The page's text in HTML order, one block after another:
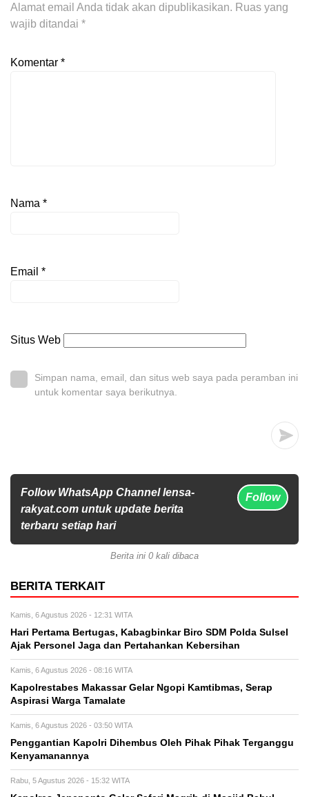
Alamat email Anda tidak akan dipublikasikan. Ruas yang
wajib ditandai *
Komentar *
Nama *
Email *
Situs Web
Simpan nama, email, dan situs web saya pada peramban ini
untuk komentar saya berikutnya.
Follow WhatsApp Channel lensa-
rakyat.com untuk update berita
terbaru setiap hari
Follow
Berita ini 0 kali dibaca
BERITA TERKAIT
Kamis, 6 Agustus 2026 - 12:31 WITA
Hari Pertama Bertugas, Kabagbinkar Biro SDM Polda Sulsel
Ajak Personel Jaga dan Pertahankan Kebersihan
Kamis, 6 Agustus 2026 - 08:16 WITA
Kapolrestabes Makassar Gelar Ngopi Kamtibmas, Serap
Aspirasi Warga Tamalate
Kamis, 6 Agustus 2026 - 03:50 WITA
Penggantian Kapolri Dihembus Oleh Pihak Pihak Terganggu
Kenyamanannya
Rabu, 5 Agustus 2026 - 15:32 WITA